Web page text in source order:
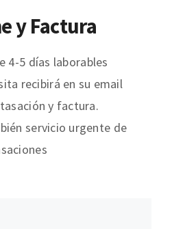
y Factura
4-5 días laborables
recibirá en su email
y factura.
servicio urgente de